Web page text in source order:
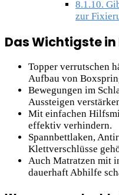
8.1.10.
zur
Das Wichtigste in
Topper verrutschen
Aufbau von
Bewegungen im
Aussteigen
Mit einfachen
effektiv verhindern.
Spannbettlaken,
Klettverschlüsse
Auch Matratzen mit
dauerhaft Abhilfe